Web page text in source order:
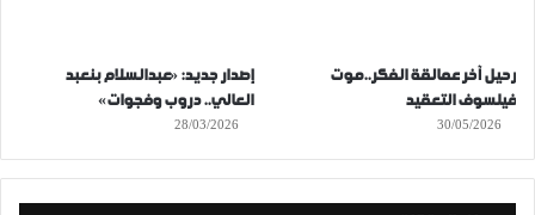
رحيل آخر عمالقة الفكر..موت
فيلسوف التعقيد
30/05/2026
إصدار جديد: «عبدالسلام بنعبد
العالي.. دروب وفجوات»
28/03/2026